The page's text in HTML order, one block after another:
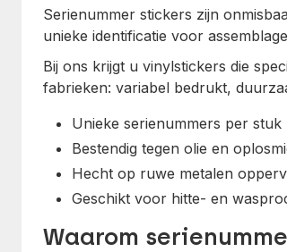
Serienummer stickers zijn
unieke identificatie voor
Bij ons krijgt u vinylstickers die
fabrieken: variabel bedrukt,
Unieke serienummers per stuk
Bestendig tegen olie en
Hecht op ruwe metalen
Geschikt voor hitte- en
Waarom